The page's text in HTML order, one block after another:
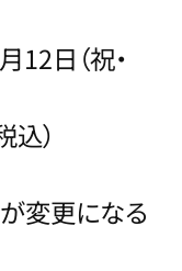
12日（祝・
）
変更になる